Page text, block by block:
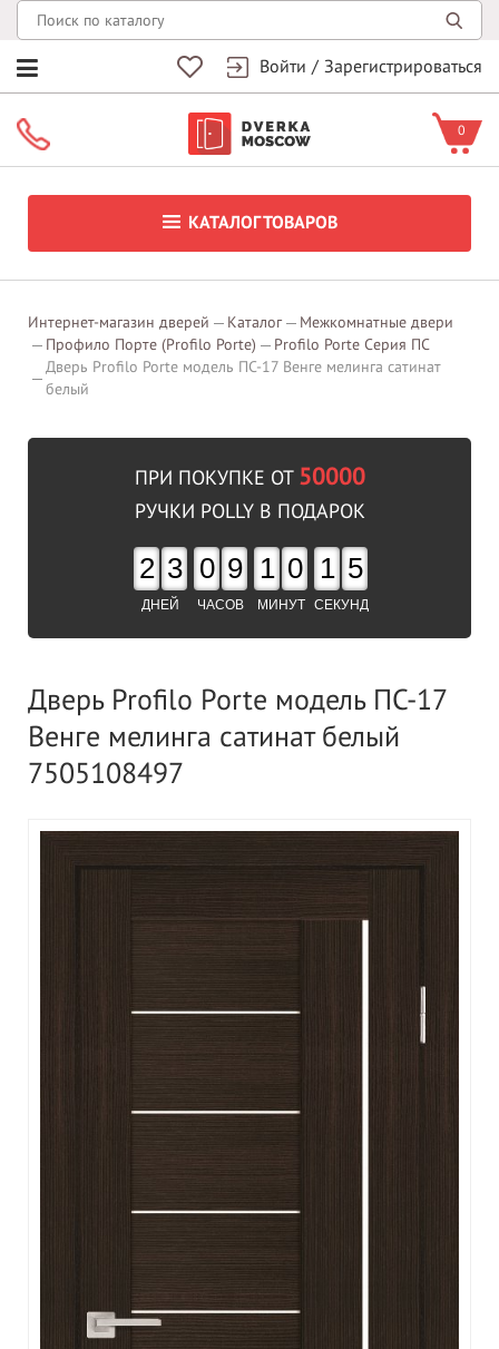
Войти / Зарегистрироваться
0
КАТАЛОГ ТОВАРОВ
Интернет-магазин дверей Каталог
Межкомнатные двери
Профило Порте (Profilo Porte)
Profilo Porte Серия ПС
Дверь Profilo Porte модель ПС-17 Венге мелинга сатинат
белый
ПРИ ПОКУПКЕ ОТ 50000
РУЧКИ POLLY В ПОДАРОК
2 3
ДНЕЙ
0 9
ЧАСОВ
1 0
МИНУТ
1 4
СЕКУНД
Дверь Profilo Porte модель ПС-17
Венге мелинга сатинат белый
7505108497